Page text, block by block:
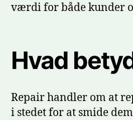
værdi for både kunder
Hvad
Repair handler om at
i stedet for at smide